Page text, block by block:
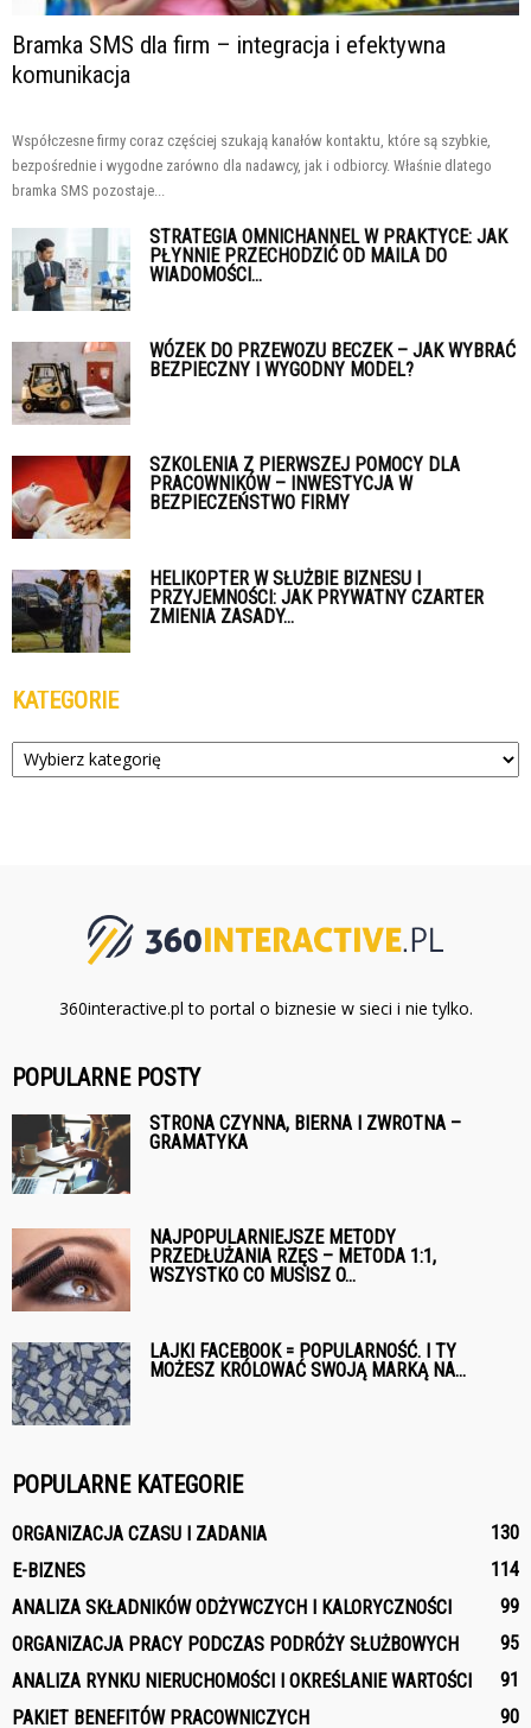
Bramka SMS dla firm – integracja i efektywna
komunikacja
Współczesne firmy coraz częściej szukają kanałów kontaktu, które są szybkie,
bezpośrednie i wygodne zarówno dla nadawcy, jak i odbiorcy. Właśnie dlatego
bramka SMS pozostaje...
STRATEGIA OMNICHANNEL W PRAKTYCE: JAK
PŁYNNIE PRZECHODZIĆ OD MAILA DO
WIADOMOŚCI...
WÓZEK DO PRZEWOZU BECZEK – JAK WYBRAĆ
BEZPIECZNY I WYGODNY MODEL?
SZKOLENIA Z PIERWSZEJ POMOCY DLA
PRACOWNIKÓW – INWESTYCJA W
BEZPIECZEŃSTWO FIRMY
HELIKOPTER W SŁUŻBIE BIZNESU I
PRZYJEMNOŚCI: JAK PRYWATNY CZARTER
ZMIENIA ZASADY...
KATEGORIE
Kategorie
360interactive.pl to portal o biznesie w sieci i nie tylko.
POPULARNE POSTY
STRONA CZYNNA, BIERNA I ZWROTNA –
GRAMATYKA
NAJPOPULARNIEJSZE METODY
PRZEDŁUŻANIA RZĘS – METODA 1:1,
WSZYSTKO CO MUSISZ O...
LAJKI FACEBOOK = POPULARNOŚĆ. I TY
MOŻESZ KRÓLOWAĆ SWOJĄ MARKĄ NA...
POPULARNE KATEGORIE
ORGANIZACJA CZASU I ZADANIA
130
E-BIZNES
114
ANALIZA SKŁADNIKÓW ODŻYWCZYCH I KALORYCZNOŚCI
99
ORGANIZACJA PRACY PODCZAS PODRÓŻY SŁUŻBOWYCH
95
ANALIZA RYNKU NIERUCHOMOŚCI I OKREŚLANIE WARTOŚCI
91
PAKIET BENEFITÓW PRACOWNICZYCH
90